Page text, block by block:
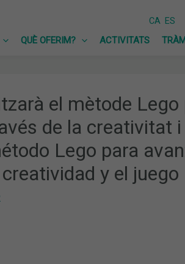
CA ES
QUÈ OFERIM? ACTIVITATS
el mètode
de la creativitat i
Lego para
y el juego